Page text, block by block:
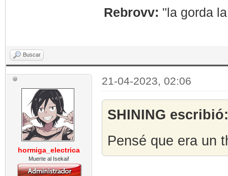
Rebrovv: "la gorda
Buscar
hormiga_electrica
Muerte al Isekai!
21-04-2023, 02:06
SHINING
Pensé que era un